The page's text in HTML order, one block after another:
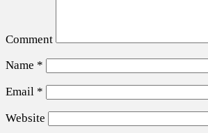
Comment
Name *
Email *
Website